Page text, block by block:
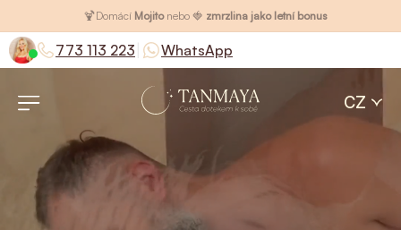
🍹Domácí Mojitonebo 🍓 zmrzlina jako letní bonus
773 113 223 WhatsApp
CZ